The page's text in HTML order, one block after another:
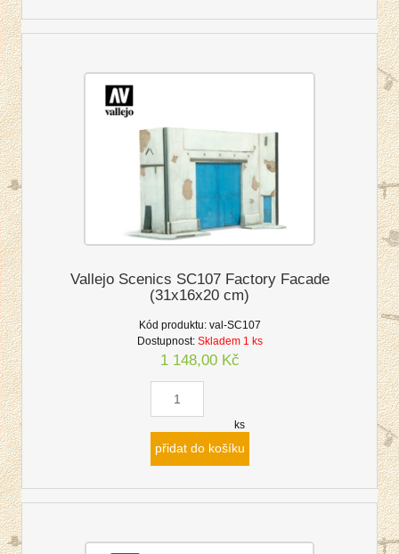
Vallejo Scenics SC107 Factory Facade
(31x16x20 cm)
Kód produktu: val-SC107
Dostupnost: Skladem 1 ks
1 148,00 Kč
ks
přidat do košíku